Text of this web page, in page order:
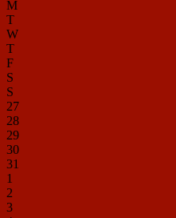
M
T
W
T
F
S
S
27
28
29
30
31
1
2
3